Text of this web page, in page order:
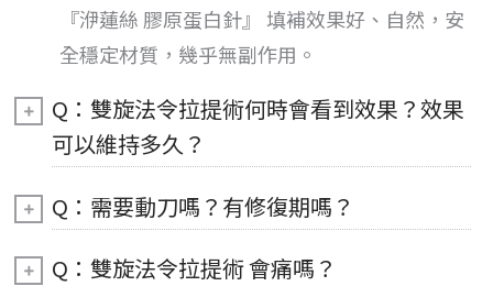
『洢蓮絲 膠原蛋白針』 填補效果好、自然，安
全穩定材質，幾乎無副作用。
Q：雙旋法令拉提術何時會看到效果？效果
可以維持多久？
Q：需要動刀嗎？有修復期嗎？
Q：雙旋法令拉提術 會痛嗎？